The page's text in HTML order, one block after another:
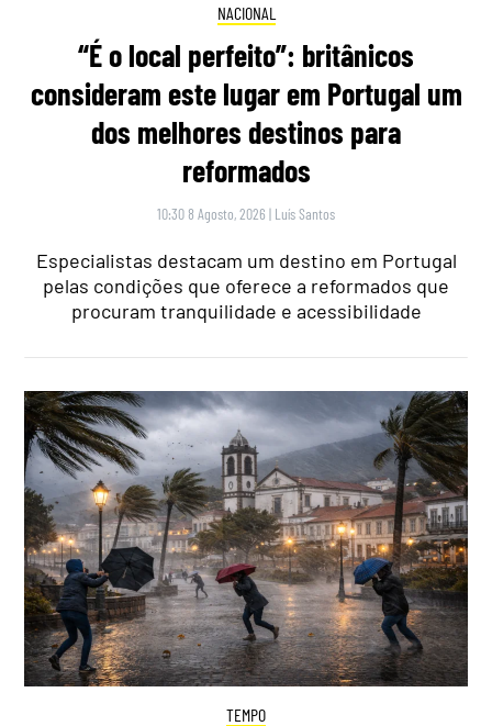
NACIONAL
“É o local perfeito”: britânicos
consideram este lugar em Portugal um
dos melhores destinos para
reformados
10:30 8 Agosto, 2026 | Luís Santos
Especialistas destacam um destino em Portugal
pelas condições que oferece a reformados que
procuram tranquilidade e acessibilidade
TEMPO